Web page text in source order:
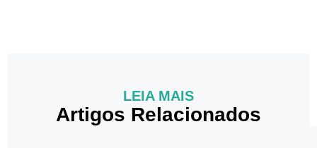
LEIA MAIS
Artigos Relacionados